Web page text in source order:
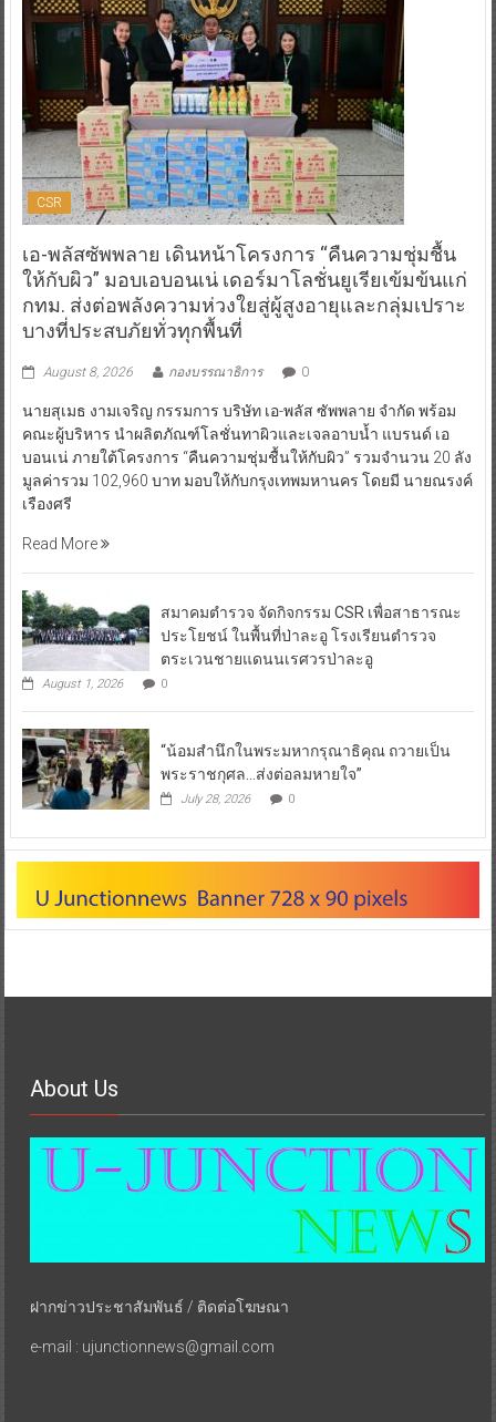
CSR
เอ-พลัสซัพพลาย เดินหน้าโครงการ “คืนความชุ่มชื้น
ให้กับผิว” มอบเอบอนเน่ เดอร์มาโลชั่นยูเรียเข้มข้นแก่
กทม. ส่งต่อพลังความห่วงใยสู่ผู้สูงอายุและกลุ่มเปราะ
บางที่ประสบภัยทั่วทุกพื้นที่
August 8, 2026 กองบรรณาธิการ 0
นายสุเมธ งามเจริญ กรรมการ บริษัท เอ-พลัส ซัพพลาย จำกัด พร้อม
คณะผู้บริหาร นำผลิตภัณฑ์โลชั่นทาผิวและเจลอาบน้ำ แบรนด์ เอ
บอนเน่ ภายใต้โครงการ “คืนความชุ่มชื้นให้กับผิว” รวมจำนวน 20 ลัง
มูลค่ารวม 102,960 บาท มอบให้กับกรุงเทพมหานคร โดยมี นายณรงค์
เรืองศรี
Read More
สมาคมตำรวจ จัดกิจกรรม CSR เพื่อสาธารณะ
ประโยชน์ ในพื้นที่ป่าละอู โรงเรียนตำรวจ
ตระเวนชายแดนนเรศวรป่าละอู
August 1, 2026 0
“น้อมสำนึกในพระมหากรุณาธิคุณ ถวายเป็น
พระราชกุศล…ส่งต่อลมหายใจ”
July 28, 2026 0
About Us
ฝากข่าวประชาสัมพันธ์ / ติดต่อโฆษณา
e-mail : ujunctionnews@gmail.com